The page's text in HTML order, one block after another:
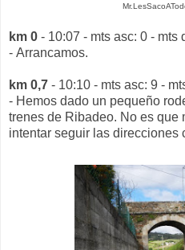
km 0 - 10:07 - mts asc: 0 - mts
- Arrancamos.
km 0,7 - 10:10 - mts asc: 9 -
- Hemos dado un pequeño
trenes de Ribadeo. No es que
intentar seguir las direcciones